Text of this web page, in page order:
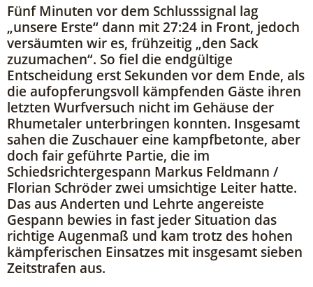
Fünf Minuten vor dem Schlusssignal lag
„unsere Erste“ dann mit 27:24 in Front, jedoch
versäumten wir es, frühzeitig „den Sack
zuzumachen“. So fiel die endgültige
Entscheidung erst Sekunden vor dem Ende, als
die aufopferungsvoll kämpfenden Gäste ihren
letzten Wurfversuch nicht im Gehäuse der
Rhumetaler unterbringen konnten. Insgesamt
sahen die Zuschauer eine kampfbetonte, aber
doch fair geführte Partie, die im
Schiedsrichtergespann Markus Feldmann /
Florian Schröder zwei umsichtige Leiter hatte.
Das aus Anderten und Lehrte angereiste
Gespann bewies in fast jeder Situation das
richtige Augenmaß und kam trotz des hohen
kämpferischen Einsatzes mit insgesamt sieben
Zeitstrafen aus.